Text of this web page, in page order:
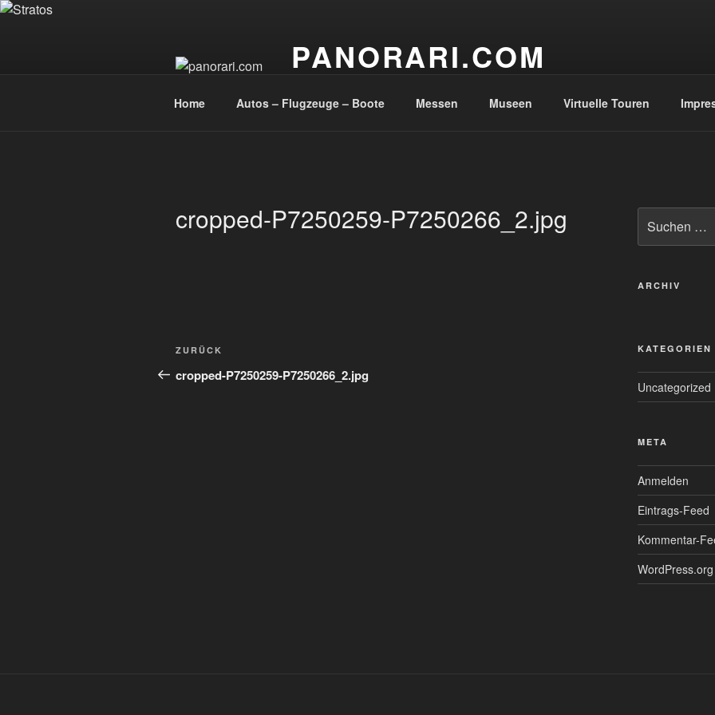
Zum
PANORARI.COM
Home Autos – Flugzeuge – Boote Messen Museen Virtuelle Touren
cropped-P7250259-P7250266_2.jpg
Beitragsnavigation
Vorheriger
Beitrag
ZURÜCK
cropped-P7250259-P7250266_2.jpg
nach:
ARCHIV
KATEGORIEN
Uncategorized
META
Anmelden
Eintrags-Feed
Kommentar-
WordPress.org